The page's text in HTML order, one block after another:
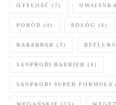
OTYŁOŚĆ (7) OWSIANKA
PORÓD (4) POŁÓG (4)
RABARBAR (3) REFLUKS
SANPROBI BARRIER (4)
SANPROBI SUPER FORMUŁA